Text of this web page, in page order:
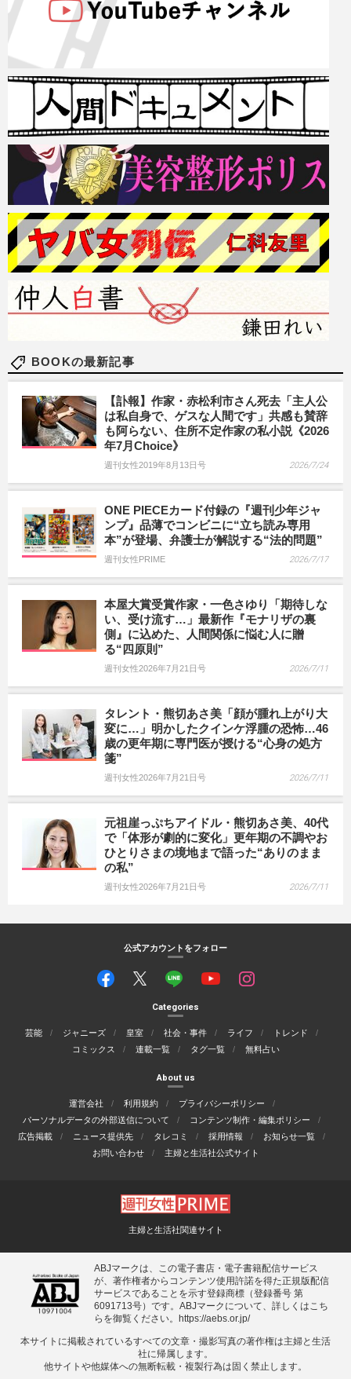
BOOKの最新記事
【訃報】作家・赤松利市さん死去「主人公
は私自身で、ゲスな人間です」共感も賛辞
も阿らない、住所不定作家の私小説《2026
年7月Choice》
週刊女性2019年8月13日号 2026/7/24
ONE PIECEカード付録の『週刊少年ジャ
ンプ』品薄でコンビニに“立ち読み専用
本”が登場、弁護士が解説する“法的問題”
週刊女性PRIME 2026/7/17
本屋大賞受賞作家・一色さゆり「期待しな
い、受け流す…」最新作『モナリザの裏
側』に込めた、人間関係に悩む人に贈
る“四原則”
週刊女性2026年7月21日号 2026/7/11
タレント・熊切あさ美「顔が腫れ上がり大
変に…」明かしたクインケ浮腫の恐怖…46
歳の更年期に専門医が授ける“心身の処方
箋”
週刊女性2026年7月21日号 2026/7/11
元祖崖っぷちアイドル・熊切あさ美、40代
で「体形が劇的に変化」更年期の不調やお
ひとりさまの境地まで語った“ありのまま
の私”
週刊女性2026年7月21日号 2026/7/11
公式アカウントをフォロー
Categories
芸能 ジャニーズ 皇室 社会・事件 ライフ
トレンド
コミックス
連載一覧 タグ一覧 無料占い
About us
運営会社 利用規約
プライバシーポリシー
パーソナルデータの外部送信について
コンテンツ制作・編集ポリシー
広告掲載
ニュース提供先 タレコミ 採用情報
お知らせ一覧
お問い合わせ
主婦と生活社公式サイト
主婦と生活社関連サイト
ABJマークは、この電子書店・電子書籍配信サービス
が、著作権者からコンテンツ使用許諾を得た正規版配信
サービスであることを示す登録商標（登録番号 第
6091713号）です。ABJマークについて、詳しくはこち
らを御覧ください。
https://aebs.or.jp/
本サイトに掲載されているすべての⽂章・撮影写真の著作権は主婦と⽣活
社に帰属します。
他サイトや他媒体への無断転載・複製⾏為は固く禁⽌します。